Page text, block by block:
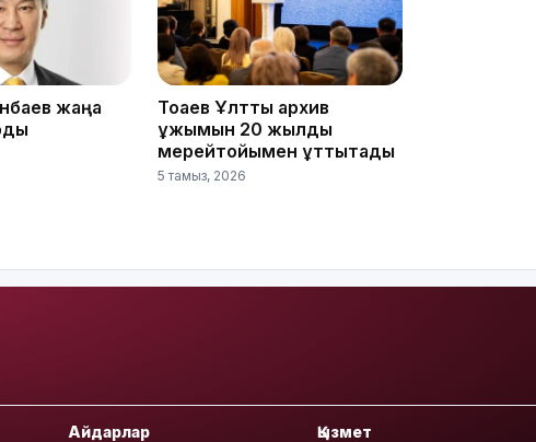
жаңа
Тоқаев Ұлттық архив
ұжымын 20 жылдық
мерейтойымен құттықтады
5 тамыз, 2026
Айдарлар Қызмет